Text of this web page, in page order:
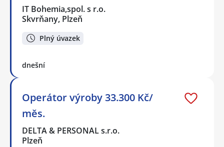
IT Bohemia,spol. s r.o.
Skvrňany, Plzeň
Plný úvazek
dnešní
Operátor výroby 33.300 Kč/
měs.
DELTA & PERSONAL s.r.o.
Plzeň